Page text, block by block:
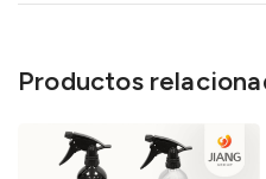
Productos